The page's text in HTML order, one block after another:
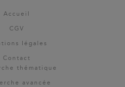
Accueil
CGV
légales
Contact
thématique
avancée